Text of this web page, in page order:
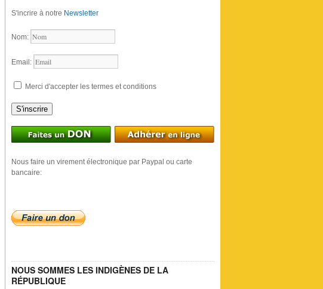
S'incrire à notre Newsletter
Nom:
Email:
Merci d'accepter les termes et conditions
S'inscrire
Nous faire un virement électronique par Paypal ou carte
bancaire:
NOUS SOMMES LES INDIGÈNES DE LA
RÉPUBLIQUE